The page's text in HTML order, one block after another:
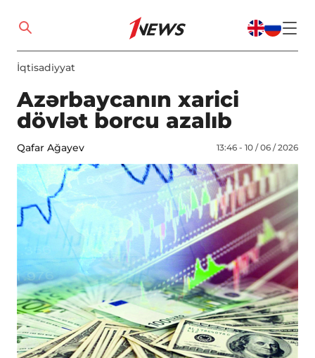
İqtisadiyyat
Azərbaycanın xarici
dövlət borcu azalıb
Qafar Ağayev 13:46 - 10 / 06 / 2026